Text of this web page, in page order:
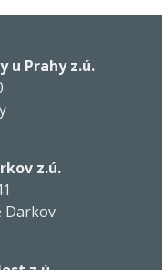
u Prahy z.ú.
z.ú.
Darkov